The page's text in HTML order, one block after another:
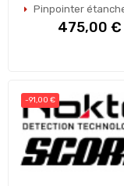
Pinpointer
Prix
475,00 €
-91,00 €